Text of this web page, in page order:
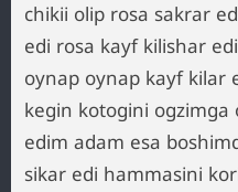
chikii olip rosa sakrar
edi rosa kayf kilishar
oynap oynap kayf kilar
kegin kotogini
edim adam esa
sikar edi hammasini